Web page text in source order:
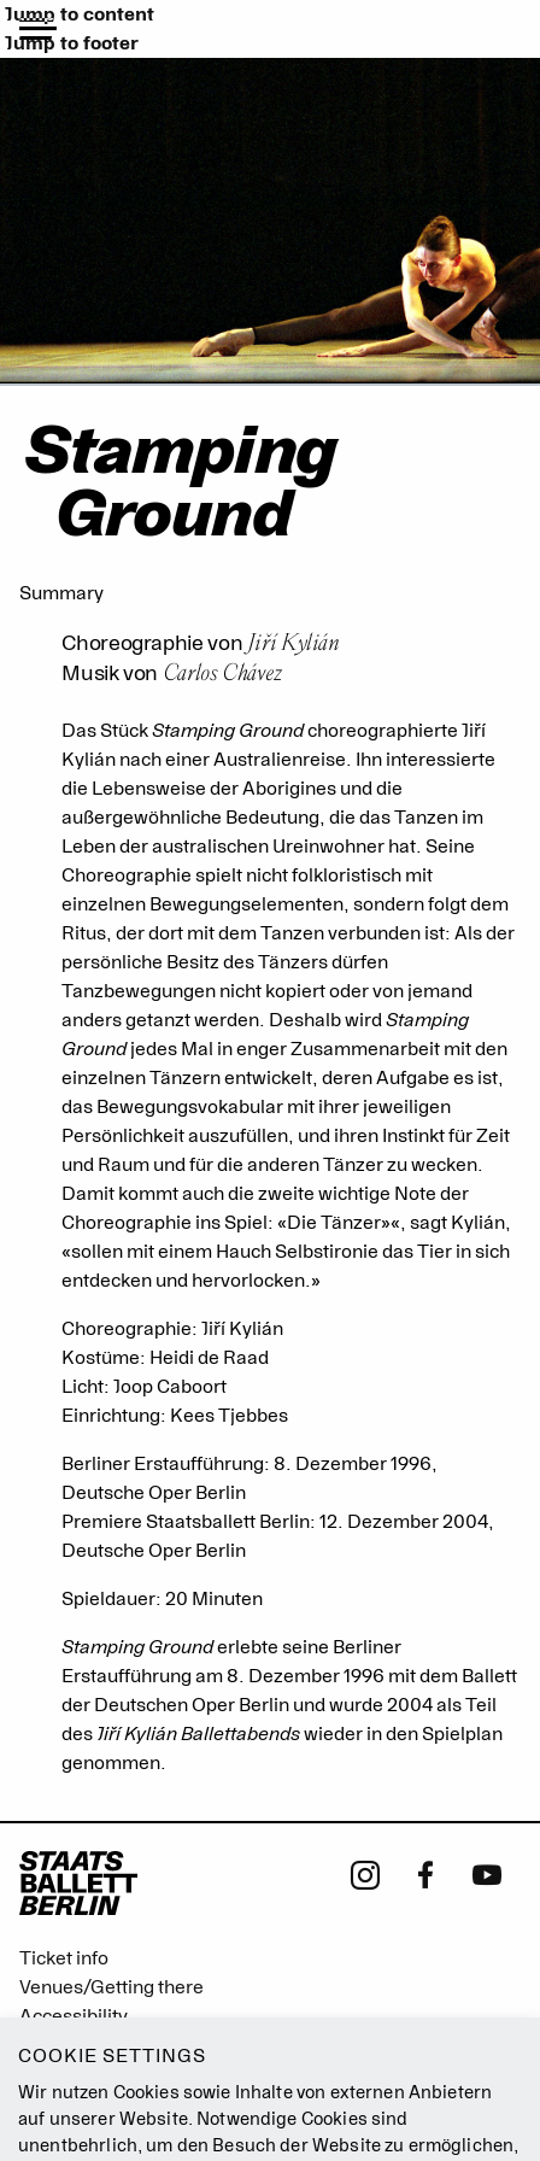
Jump to content
Jump to footer
Stamping
Ground
Summary
Choreographie von Jiří Kylián
Musik von Carlos Chávez
Das StückStamping Groundchoreographierte Jiří
Kylián nach einer Australienreise. Ihn interessierte
die Lebensweise der Aborigines und die
außergewöhnliche Bedeutung, die das Tanzen im
Leben der australischen Ureinwohner hat. Seine
Choreographie spielt nicht folkloristisch mit
einzelnen Bewegungselementen, sondern folgt dem
Ritus, der dort mit dem Tanzen verbunden ist: Als der
persönliche Besitz des Tänzers dürfen
Tanzbewegungen nicht kopiert oder von jemand
anders getanzt werden. Deshalb wirdStamping
Groundjedes Mal in enger Zusammenarbeit mit den
einzelnen Tänzern entwickelt, deren Aufgabe es ist,
das Bewegungsvokabular mit ihrer jeweiligen
Persönlichkeit auszufüllen, und ihren Instinkt für Zeit
und Raum und für die anderen Tänzer zu wecken.
Damit kommt auch die zweite wichtige Note der
Choreographie ins Spiel: «Die Tänzer»«, sagt Kylián,
«sollen mit einem Hauch Selbstironie das Tier in sich
entdecken und hervorlocken.»
Choreographie: Jiří Kylián
Kostüme: Heidi de Raad
Licht: Joop Caboort
Einrichtung: Kees Tjebbes
Berliner Erstaufführung: 8. Dezember 1996,
Deutsche Oper Berlin
Premiere Staatsballett Berlin: 12. Dezember 2004,
Deutsche Oper Berlin
Spieldauer: 20 Minuten
Stamping Grounderlebte seine Berliner
Erstaufführung am 8. Dezember 1996 mit dem Ballett
der Deutschen Oper Berlin und wurde 2004 als Teil
des Jiří Kylián Ballettabendswieder in den Spielplan
genommen.
Ticket info
Venues/Getting there
Accessibility
Easy Read (German only)
Mission Statement
COOKIE SETTINGS
Wir nutzen Cookies sowie Inhalte von externen Anbietern
auf unserer Website. Notwendige Cookies sind
unentbehrlich, um den Besuch der Website zu ermöglichen,